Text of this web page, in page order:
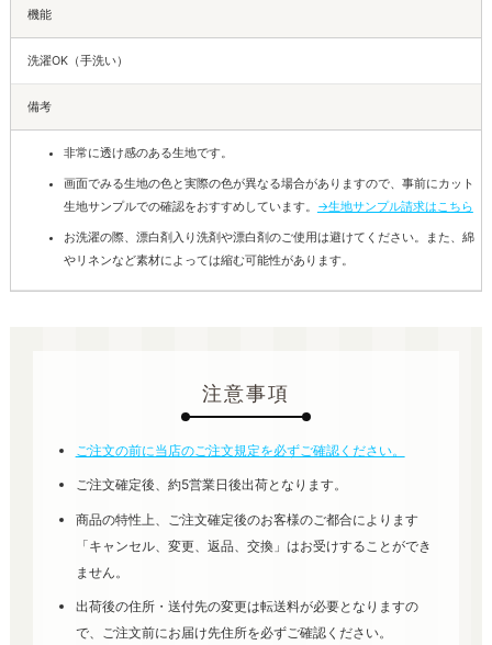
機能
洗濯OK（手洗い）
備考
非常に透け感のある生地です。
画面でみる生地の色と実際の色が異なる場合がありますので、事前にカット
生地サンプルでの確認をおすすめしています。 →生地サンプル請求はこちら
お洗濯の際、漂白剤入り洗剤や漂白剤のご使用は避けてください。また、綿
やリネンなど素材によっては縮む可能性があります。
注意事項
ご注文の前に当店のご注文規定を必ずご確認ください。
ご注文確定後、約5営業日後出荷となります。
商品の特性上、ご注文確定後のお客様のご都合によります
「キャンセル、変更、返品、交換」はお受けすることができ
ません。
出荷後の住所・送付先の変更は転送料が必要となりますの
で、ご注文前にお届け先住所を必ずご確認ください。